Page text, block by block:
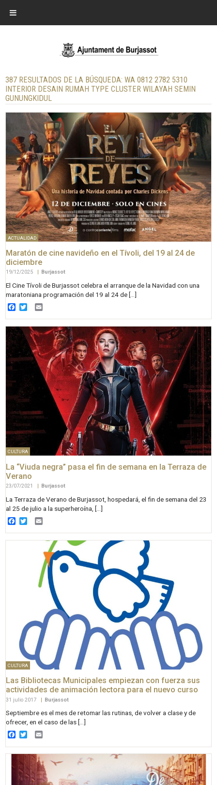
387 RESULTADOS DE LA BÚSQUEDA:WA 0812 2782 5310
INTERIOR DESAIN RUMAH TYPE CLUSTER WILAYAH SEMIN
GUNUNGKIDUL
ACTUALIDAD
Maratón de cine navideño en el Tívoli, del 19 al 24 de
diciembre
19/12/2025 Burjassot
El Cine Tívoli de Burjassot celebra el arranque de la Navidad con una
maratoniana programación del 19 al 24 de […]
Facebook
Twitter
CULTURA
La “Viuda negra” pasa el fin de semana en la Terraza de
Verano
23/07/2021 | Burjassot
La Terraza de Verano de Burjassot, hospedará, el fin de semana del 23
al 25 de julio a la superheroína, […]
Facebook
Twitter
CULTURA
Las Bibliotecas Municipales empiezan con fuerza sus
actividades de animación lectora para el nuevo curso
31 julio 2017 | Burjassot
Septiembre es el mes de retomar las rutinas, de volver a clase y de
ofrecer, en el caso de las […]
Facebook
Twitter